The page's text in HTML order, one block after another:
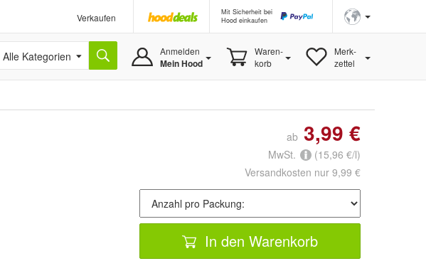
Verkaufen
Mit Sicherheit bei
Hood einkaufen
Alle Kategorien Anmelden
Mein Hood
Waren-
korb
Merk-
zettel
ab 3,99 €
MwSt.
(15,96 €/l)
Versandkosten nur 9,99 €
In den Warenkorb